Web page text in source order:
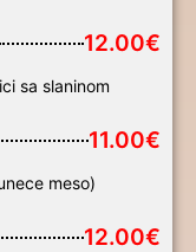
12.00€
sa slaninom
11.00€
meso)
12.00€